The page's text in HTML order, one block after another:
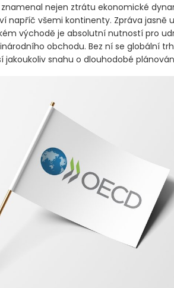
nejen ztrátu ekonomické
napříč všemi kontinenty. Zpráva jasně
východě je absolutní nutností pro
obchodu. Bez ní se globální
snahu o dlouhodobé